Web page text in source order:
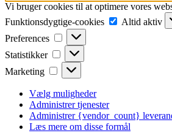
Vi bruger cookies til at optimere vores
Funktionsdygtige-cookies
cookies
Altid aktiv
Preferences
Preferences
Statistikker Statistikker
Marketing Marketing
Vælg muligheder
Administrer tjenester
Administrer {vendor_count}
Læs mere om disse formål